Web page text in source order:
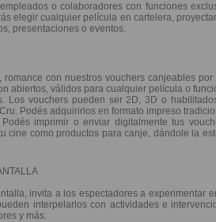
o colaboradores con funciones
elegir cualquier película en cartelera,
presentaciones o eventos.
romance con nuestros vouchers canjeables
abiertos, válidos para cualquier película o
Los vouchers pueden ser 2D, 3D o
Podés adquirirlos en formato impreso
Podés imprimir o enviar digitalmente tus
cine como productos para canje, dándole la
invita a los espectadores a experimentar
interpelarlos con actividades e
y más.